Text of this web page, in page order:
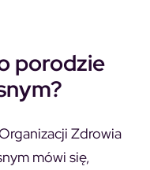
porodzie
Zdrowia
mówi się,